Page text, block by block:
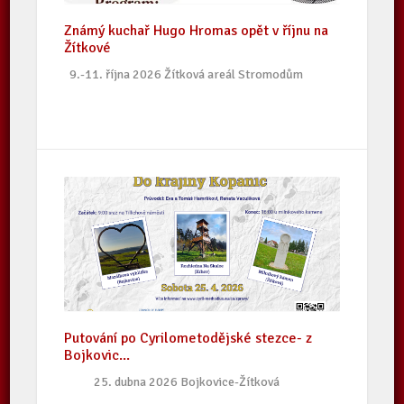
Známý kuchař Hugo Hromas opět v říjnu na
Žítkové
9.-11. října 2026 Žítková areál Stromodům
Putování po Cyrilometodějské stezce- z
Bojkovic...
25. dubna 2026 Bojkovice-Žítková